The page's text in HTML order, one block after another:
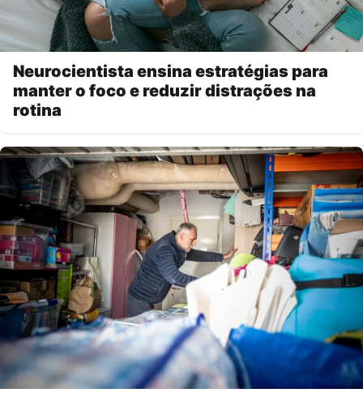
Neurocientista ensina estratégias para
manter o foco e reduzir distrações na
rotina